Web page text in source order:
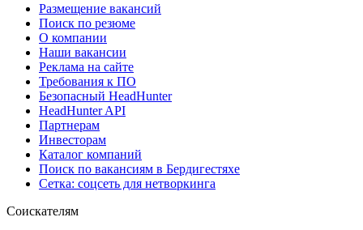
Размещение вакансий
Поиск по резюме
О компании
Наши вакансии
Реклама на сайте
Требования к ПО
Безопасный HeadHunter
HeadHunter API
Партнерам
Инвесторам
Каталог компаний
Поиск по вакансиям в Бердигестяхе
Сетка: соцсеть для нетворкинга
Соискателям